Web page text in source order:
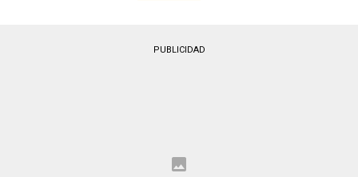
PUBLICIDAD